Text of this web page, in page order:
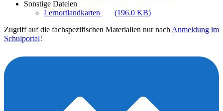
Sonstige Dateien
Lernortlandkarten
(196.0 KB)
Zugriff auf die fachspezifischen Materialien nur nach Anmeldung im
Schulportal!